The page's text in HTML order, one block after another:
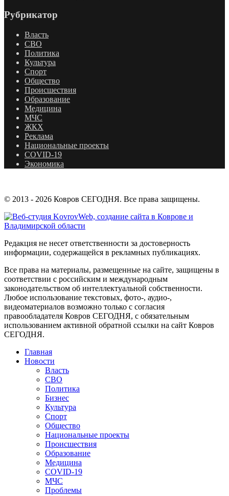
Рубрикатор
Власть
СВО
Политика
Культура
Спорт
Общество
Происшествия
Образование
Медицина
МЧС
ЖКХ
Реклама
Национальные проекты
COVID-19
Экономика
© 2013 - 2026 Ковров СЕГОДНЯ. Все права защищены.
Редакция не несет ответственности за достоверность
информации, содержащейся в рекламных публикациях.
Все права на материалы, размещенные на сайте, защищены в
соответствии с российским и международным
законодательством об интеллектуальной собственности.
Любое использование текстовых, фото-, аудио-,
видеоматериалов возможно только с согласия
правообладателя Ковров СЕГОДНЯ, с обязательным
использованием активной обратной ссылки на сайт Ковров
СЕГОДНЯ.
Главная
Новости
Власть
СВО
Политика
Бизнес
Культура
Спорт
Общество
Национальные проекты
Происшествия
Образование
Медицина
COVID-19
МЧС
Проблемы